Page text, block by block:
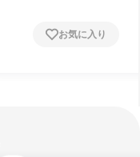
お気に入り